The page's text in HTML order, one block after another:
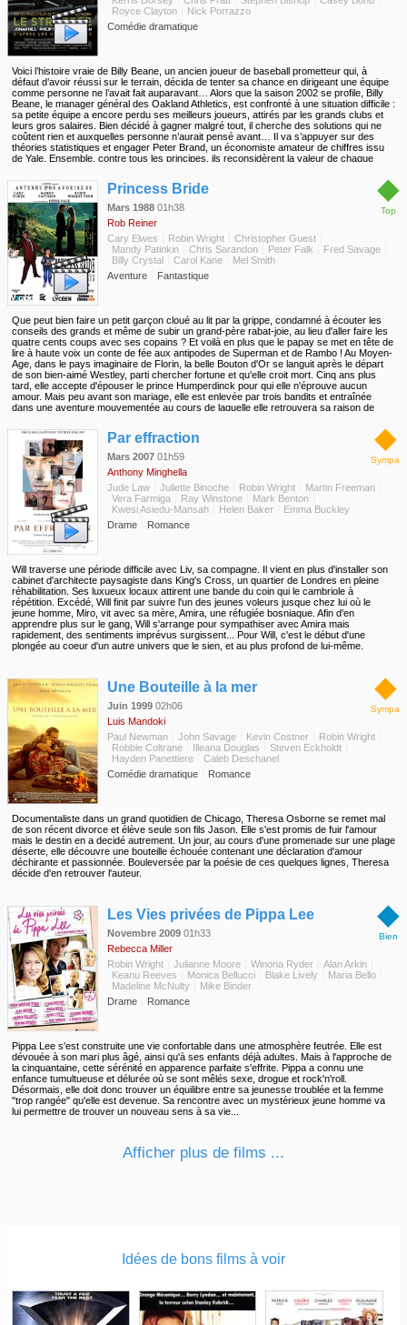
Royce Clayton
Nick Porrazzo
Comédie dramatique
Voici l’histoire vraie de Billy Beane, un ancien joueur de baseball prometteur qui, à
défaut d’avoir réussi sur le terrain, décida de tenter sa chance en dirigeant une équipe
comme personne ne l’avait fait auparavant… Alors que la saison 2002 se profile, Billy
Beane, le manager général des Oakland Athletics, est confronté à une situation difficile :
sa petite équipe a encore perdu ses meilleurs joueurs, attirés par les grands clubs et
leurs gros salaires. Bien décidé à gagner malgré tout, il cherche des solutions qui ne
coûtent rien et auxquelles personne n’aurait pensé avant… Il va s’appuyer sur des
théories statistiques et engager Peter Brand, un économiste amateur de chiffres issu
de Yale. Ensemble, contre tous les principes, ils reconsidèrent la valeur de chaque
oubliés par l’establishment du baseball. Trop bizarres, trop vieux, blessés ou posant
trop de problèmes, tous ces joueurs ont en commun des capacités sous-évaluées.
Avec leurs méthodes et leur équipe de bras cassés, Beane et Brand s’attirent les
moqueries et l’hostilité de la vieille garde, des médias et des fans, jusqu’à ce que les
premiers résultats tombent… Sans le savoir, Beane est en train de révolutionner toute
la pratique d’un des sports les plus populaires du monde.
◆
Top
Princess Bride
Mars 1988 01h38
Rob Reiner
Cary Elwes
Robin Wright
Christopher Guest
Mandy Patinkin
Chris Sarandon Peter Falk
Fred Savage
Billy Crystal
Carol Kane
Mel Smith
Aventure
Fantastique
Que peut bien faire un petit garçon cloué au lit par la grippe, condamné à écouter les
conseils des grands et même de subir un grand-père rabat-joie, au lieu d'aller faire les
quatre cents coups avec ses copains ? Et voilà en plus que le papay se met en tête de
lire à haute voix un conte de fée aux antipodes de Superman et de Rambo ! Au Moyen-
Age, dans le pays imaginaire de Florin, la belle Bouton d'Or se languit après le départ
de son bien-aimé Westley, parti chercher fortune et qu'elle croit mort. Cinq ans plus
tard, elle accepte d'épouser le prince Humperdinck pour qui elle n'éprouve aucun
amour. Mais peu avant son mariage, elle est enlevée par trois bandits et entraînée
dans une aventure mouvementée au cours de laquelle elle retrouvera sa raison de
◆
Sympa
Par effraction
Mars 2007 01h59
Anthony Minghella
Jude Law
Juliette Binoche Robin Wright
Martin Freeman
Vera Farmiga
Ray Winstone
Mark Benton
Kwesi Asiedu-Mansah
Helen Baker
Emma Buckley
Drame
Romance
Will traverse une période difficile avec Liv, sa compagne. Il vient en plus d'installer son
cabinet d'architecte paysagiste dans King's Cross, un quartier de Londres en pleine
réhabilitation. Ses luxueux locaux attirent une bande du coin qui le cambriole à
répétition. Excédé, Will finit par suivre l'un des jeunes voleurs jusque chez lui où le
jeune homme, Miro, vit avec sa mère, Amira, une réfugiée bosniaque. Afin d'en
apprendre plus sur le gang, Will s'arrange pour sympathiser avec Amira mais
rapidement, des sentiments imprévus surgissent... Pour Will, c'est le début d'une
plongée au coeur d'un autre univers que le sien, et au plus profond de lui-même.
◆
Sympa
Une Bouteille à la mer
Juin 1999 02h06
Luis Mandoki
Paul Newman
John Savage Kevin Costner
Robin Wright
Robbie Coltrane
Illeana Douglas
Steven Eckholdt
Hayden Panettiere
Caleb Deschanel
Comédie dramatique
Romance
Documentaliste dans un grand quotidien de Chicago, Theresa Osborne se remet mal
de son récent divorce et élève seule son fils Jason. Elle s'est promis de fuir l'amour
mais le destin en a decidé autrement. Un jour, au cours d'une promenade sur une plage
déserte, elle découvre une bouteille échouée contenant une déclaration d'amour
déchirante et passionnée. Bouleversée par la poésie de ces quelques lignes, Theresa
décide d'en retrouver l'auteur.
◆
Bien
Les Vies privées de Pippa Lee
Novembre 2009 01h33
Rebecca Miller
Robin Wright
Julianne Moore Winona Ryder
Alan Arkin
Keanu Reeves
Monica Bellucci Blake Lively
Maria Bello
Madeline McNulty
Mike Binder
Drame
Romance
Pippa Lee s'est construite une vie confortable dans une atmosphère feutrée. Elle est
dévouée à son mari plus âgé, ainsi qu'à ses enfants déjà adultes. Mais à l'approche de
la cinquantaine, cette sérénité en apparence parfaite s'effrite. Pippa a connu une
enfance tumultueuse et délurée où se sont mêlés sexe, drogue et rock'n'roll.
Désormais, elle doit donc trouver un équilibre entre sa jeunesse troublée et la femme
"trop rangée" qu'elle est devenue. Sa rencontre avec un mystérieux jeune homme va
lui permettre de trouver un nouveau sens à sa vie...
Afficher plus de films ...
Idées de bons films à voir